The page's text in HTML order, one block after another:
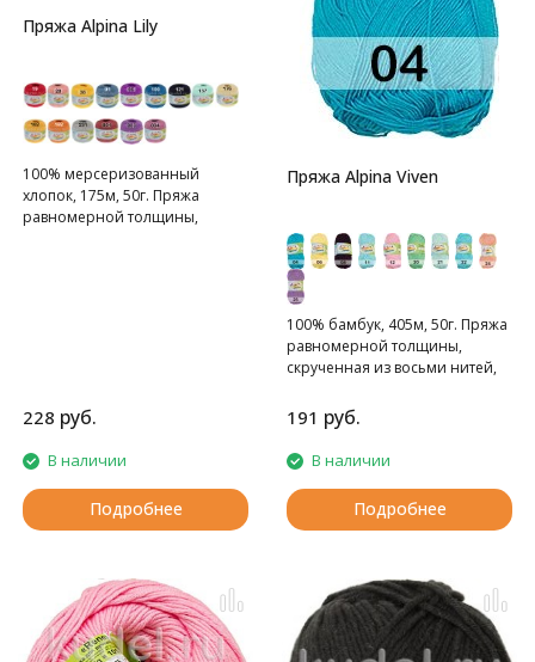
Пряжа Alpina Lily
100% мерсеризованный
хлопок, 175м, 50г. Пряжа
равномерной толщины,
228 руб.
В наличии
Подробнее
Пряжа Alpina Viven
100% бамбук, 405м, 50г. Пряжа
равномерной толщины,
скрученная из восьми нитей,
191 руб.
В наличии
Подробнее